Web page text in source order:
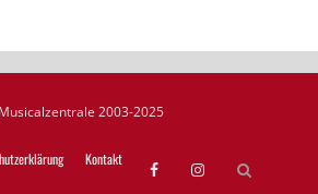
2003-2025
Kontakt